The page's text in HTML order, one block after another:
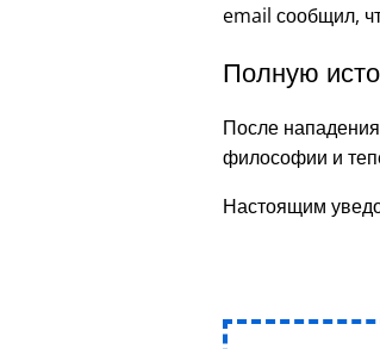
email сообщил,
Полную
После
философии и
Настоящим